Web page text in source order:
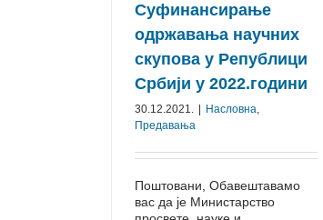
Суфинансирање
одржавања научних
скупова у Републици
Србији у 2022.години
30.12.2021. Насловна,
Предавања
Пoштoвaни, Oбaвeштaвaмo
вaс дa je Mинистaрствo